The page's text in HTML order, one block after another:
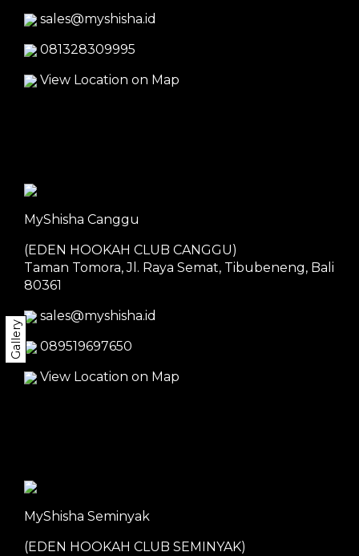
Gallery
sales@myshisha.id
081328309995
View Location on Map
MyShisha Canggu
(EDEN HOOKAH CLUB CANGGU)
Taman Tomora, Jl. Raya Semat, Tibubeneng, Bali
80361
sales@myshisha.id
089519697650
View Location on Map
MyShisha Seminyak
(EDEN HOOKAH CLUB SEMINYAK)